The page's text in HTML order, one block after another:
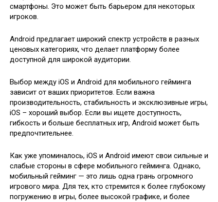
смартфоны. Это может быть барьером для некоторых
игроков.
Android предлагает широкий спектр устройств в разных
ценовых категориях, что делает платформу более
доступной для широкой аудитории.
Выбор между iOS и Android для мобильного гейминга
зависит от ваших приоритетов. Если важна
производительность, стабильность и эксклюзивные игры,
iOS – хороший выбор. Если вы ищете доступность,
гибкость и больше бесплатных игр, Android может быть
предпочтительнее.
Как уже упоминалось, iOS и Android имеют свои сильные и
слабые стороны в сфере мобильного гейминга. Однако,
мобильный гейминг — это лишь одна грань огромного
игрового мира. Для тех, кто стремится к более глубокому
погружению в игры, более высокой графике, и более